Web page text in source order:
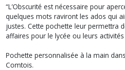
“L’Obscurité est nécessaire pour
quelques mots raviront les ados qui
justes. Cette pochette leur permettra
affaires pour le lycée ou leurs
Pochette personnalisée à la main
Comtois.